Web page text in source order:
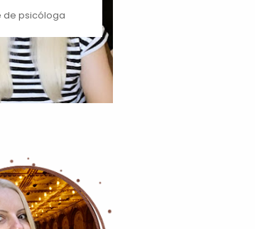
de psicóloga